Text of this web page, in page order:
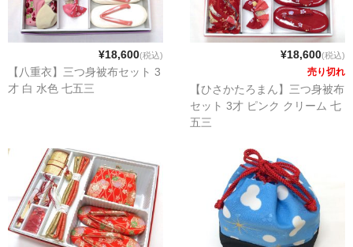
¥18,600(税込)
【八重衣】三つ身被布セット 3
才 白 水色 七五三
¥18,600(税込)
売り切れ
【ひさかたろまん】三つ身被布
セット 3才 ピンク クリーム 七
五三